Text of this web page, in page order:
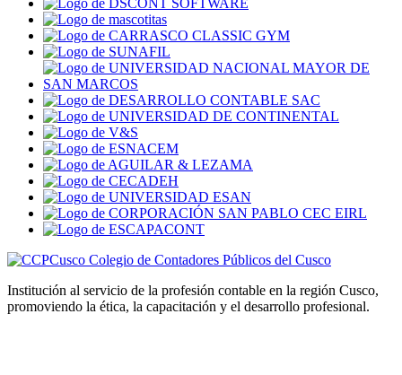
Colegio de Contadores Públicos del Cusco
Institución al servicio de la profesión contable en la región Cusco,
promoviendo la ética, la capacitación y el desarrollo profesional.